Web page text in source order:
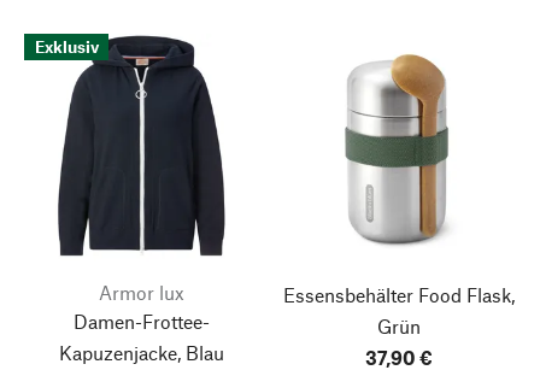
Exklusiv
Armor lux
Damen-Frottee-
Kapuzenjacke, Blau
Essensbehälter Food Flask,
Grün
37,90 €